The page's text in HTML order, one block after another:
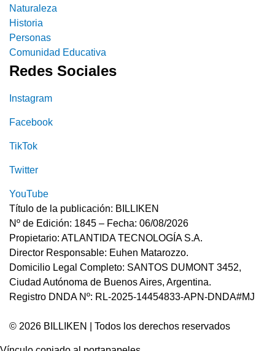
Naturaleza
Historia
Personas
Comunidad Educativa
Redes Sociales
Instagram
Facebook
TikTok
Twitter
YouTube
Título de la publicación: BILLIKEN
Nº de Edición: 1845 – Fecha: 06/08/2026
Propietario: ATLANTIDA TECNOLOGÍA S.A.
Director Responsable: Euhen Matarozzo.
Domicilio Legal Completo: SANTOS DUMONT 3452,
Ciudad Autónoma de Buenos Aires, Argentina.
Registro DNDA Nº: RL-2025-14454833-APN-DNDA#MJ
© 2026 BILLIKEN | Todos los derechos reservados